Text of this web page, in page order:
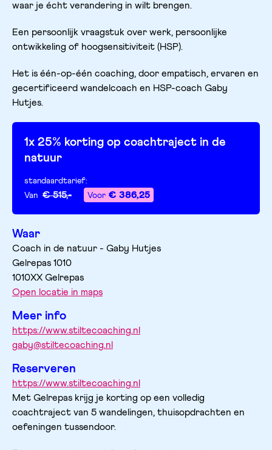
waar je écht verandering in wilt brengen.
Een persoonlijk vraagstuk over werk, persoonlijke
ontwikkeling of hoogsensitiviteit (HSP).
Het is één-op-één coaching, door empatisch, ervaren en
gecertificeerd wandelcoach en HSP-coach Gaby
Hutjes.
1x 25% korting op coachtraject in de
natuur
standaardtarief:
Van € 515,- Voor € 386,25
Waar
Coach in de natuur - Gaby Hutjes
Gelrepas 1010
1010XX Gelrepas
Open locatie in maps
Meer info
https://www.stiltecoaching.nl
gaby@stiltecoaching.nl
Reserveren
https://www.stiltecoaching.nl
Met Gelrepas krijg je korting op een volledig
coachtraject van 5 wandelingen, thuisopdrachten en
oefeningen tussendoor.